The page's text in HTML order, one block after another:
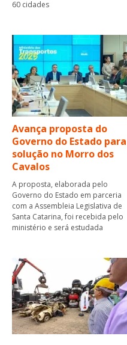
60 cidades
Avança proposta do
Governo do Estado para
solução no Morro dos
Cavalos
A proposta, elaborada pelo
Governo do Estado em parceria
com a Assembleia Legislativa de
Santa Catarina, foi recebida pelo
ministério e será estudada